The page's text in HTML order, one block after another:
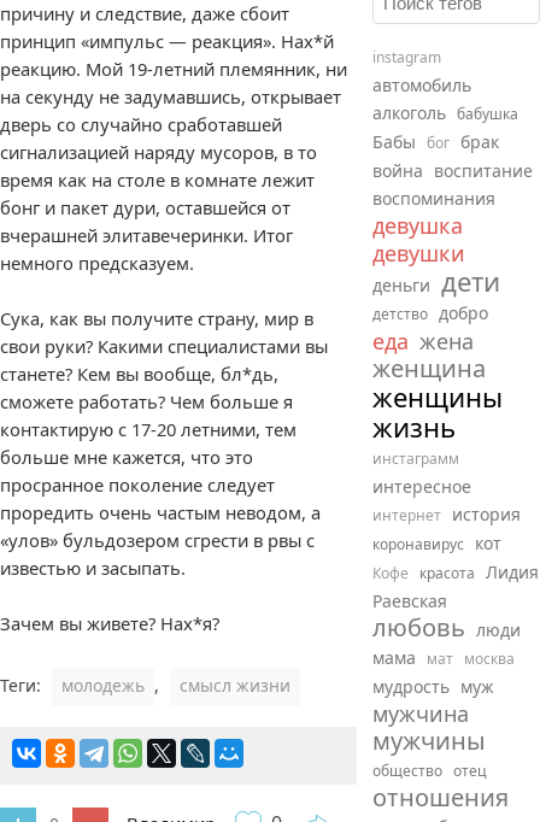
причину и следствие, даже сбоит
принцип «импульс — реакция». Нах*й
реакцию. Мой 19-летний племянник, ни
на секунду не задумавшись, открывает
дверь со случайно сработавшей
сигнализацией наряду мусоров, в то
время как на столе в комнате лежит
бонг и пакет дури, оставшейся от
вчерашней элитавечеринки. Итог
немного предсказуем.
Сука, как вы получите страну, мир в
свои руки? Какими специалистами вы
станете? Кем вы вообще, бл*дь,
сможете работать? Чем больше я
контактирую с 17-20 летними, тем
больше мне кажется, что это
просранное поколение следует
проредить очень частым неводом, а
«улов» бульдозером сгрести в рвы с
известью и засыпать.
Зачем вы живете? Нах*я?
Теги: молодежь , смысл жизни
instagram
автомобиль
алкоголь бабушка
Бабы бог брак
война воспитание
воспоминания
девушка
девушки
деньги дети
детство добро
еда жена
женщина
женщины
жизнь
инстаграмм
интересное
интернет история
коронавирус кот
Кофе красота Лидия
Раевская
любовь люди
мама
мат москва
мудрость муж
мужчина
мужчины
общество отец
отношения